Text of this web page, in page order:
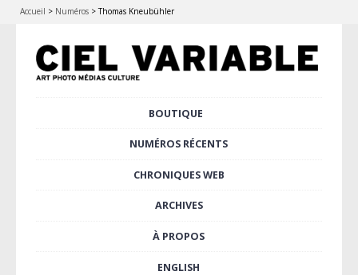
Accueil > Numéros >Thomas Kneubühler
BOUTIQUE
NUMÉROS RÉCENTS
CHRONIQUES WEB
ARCHIVES
À PROPOS
ENGLISH